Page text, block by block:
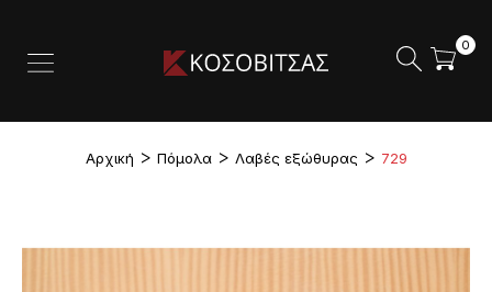
0
Αρχική Πόμολα Λαβές εξώθυρας 729